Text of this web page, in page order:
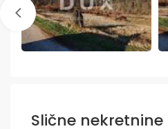
Slične nekretnine